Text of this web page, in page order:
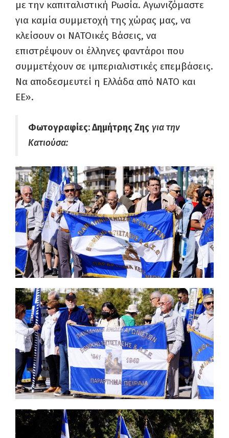
με την καπιταλιστική Ρωσία. Αγωνιζόμαστε
για καμία συμμετοχή της χώρας μας, να
κλείσουν οι ΝΑΤΟικές Βάσεις, να
επιστρέψουν οι έλληνες φαντάροι που
συμμετέχουν σε ιμπεριαλιστικές επεμβάσεις.
Να αποδεσμευτεί η Ελλάδα από ΝΑΤΟ και
ΕΕ».
Φωτογραφίες: Δημήτρης Ζης για την
Κατιούσα: